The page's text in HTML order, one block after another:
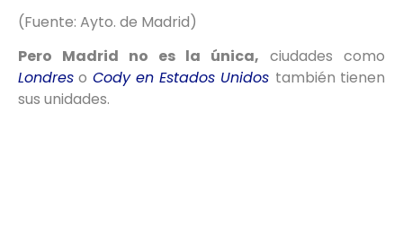
(Fuente: Ayto. de Madrid)
Pero Madrid no es la única, ciudades como
Londres o Cody en Estados Unidos también tienen
sus unidades.